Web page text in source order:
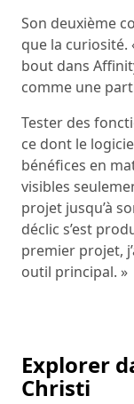
Son deuxième
que la curiosité.
bout dans
comme une
Tester des
ce dont le
bénéfices en
visibles
projet jusqu’à
déclic s’est
premier projet,
outil principal. »
Explorer
Christi